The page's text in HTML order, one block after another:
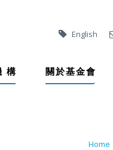
English
構 關 於基金會
Home